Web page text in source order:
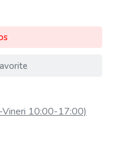
10:00-17:00)